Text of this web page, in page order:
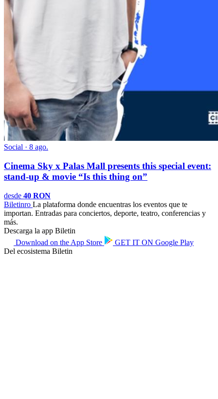
Social · 8 ago.
Cinema Sky x Palas Mall presents this special event:
stand-up & movie “Is this thing on”
desde 40 RON
Biletinro La plataforma donde encuentras los eventos que te
importan. Entradas para conciertos, deporte, teatro, conferencias y
más.
Descarga la app Biletin
Download on the App Store GET IT ON Google Play
Del ecosistema Biletin